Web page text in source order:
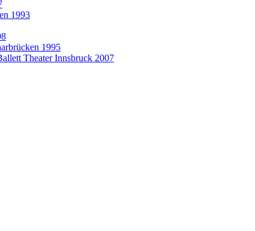
1993
1995
Theater Innsbruck 2007